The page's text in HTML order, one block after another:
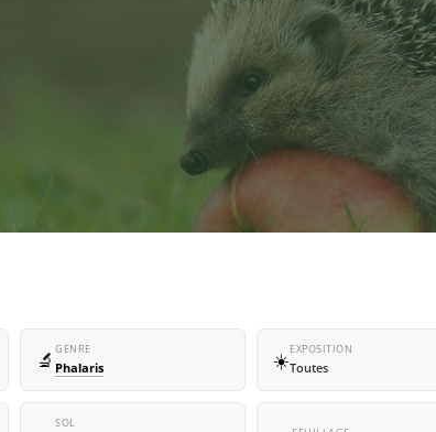
🔬 GENRE
Phalaris ☀️EXPOSITION
Toutes
SOL